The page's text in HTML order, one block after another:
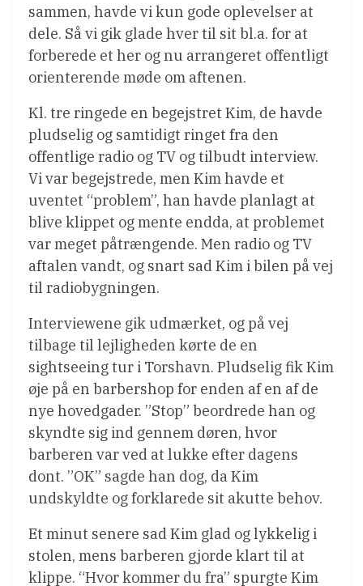
sammen, havde vi kun gode oplevelser at
dele. Så vi gik glade hver til sit bl.a. for at
forberede et her og nu arrangeret offentligt
orienterende møde om aftenen.
Kl. tre ringede en begejstret Kim, de havde
pludselig og samtidigt ringet fra den
offentlige radio og TV og tilbudt interview.
Vi var begejstrede, men Kim havde et
uventet “problem”, han havde planlagt at
blive klippet og mente endda, at problemet
var meget påtrængende. Men radio og TV
aftalen vandt, og snart sad Kim i bilen på vej
til radiobygningen.
Interviewene gik udmærket, og på vej
tilbage til lejligheden kørte de en
sightseeing tur i Torshavn. Pludselig fik Kim
øje på en barbershop for enden af en af de
nye hovedgader. ”Stop” beordrede han og
skyndte sig ind gennem døren, hvor
barberen var ved at lukke efter dagens
dont. ”OK” sagde han dog, da Kim
undskyldte og forklarede sit akutte behov.
Et minut senere sad Kim glad og lykkelig i
stolen, mens barberen gjorde klart til at
klippe. “Hvor kommer du fra” spurgte Kim